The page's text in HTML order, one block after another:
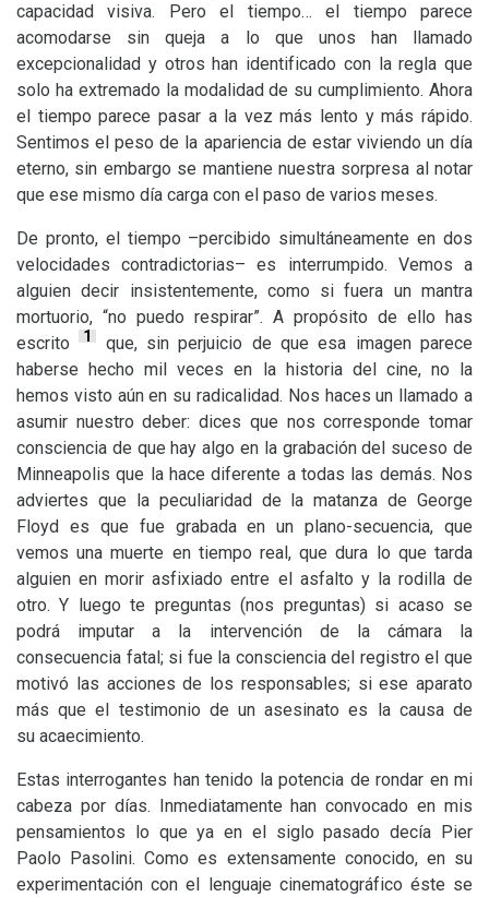
capacidad visiva. Pero el tiempo… el tiempo parece
acomodarse sin queja a lo que unos han llamado
excepcionalidad y otros han identificado con la regla que
solo ha extremado la modalidad de su cumplimiento. Ahora
el tiempo parece pasar a la vez más lento y más rápido.
Sentimos el peso de la apariencia de estar viviendo un día
eterno, sin embargo se mantiene nuestra sorpresa al notar
que ese mismo día carga con el paso de varios meses.
De pronto, el tiempo –percibido simultáneamente en dos
velocidades contradictorias– es interrumpido. Vemos a
alguien decir insistentemente, como si fuera un mantra
mortuorio, “no puedo respirar”. A propósito de ello has
escrito 1
que, sin perjuicio de que esa imagen parece
haberse hecho mil veces en la historia del cine, no la
hemos visto aún en su radicalidad. Nos haces un llamado a
asumir nuestro deber: dices que nos corresponde tomar
consciencia de que hay algo en la grabación del suceso de
Minneapolis que la hace diferente a todas las demás. Nos
adviertes que la peculiaridad de la matanza de George
Floyd es que fue grabada en un plano-secuencia, que
vemos una muerte en tiempo real, que dura lo que tarda
alguien en morir asfixiado entre el asfalto y la rodilla de
otro. Y luego te preguntas (nos preguntas) si acaso se
podrá imputar a la intervención de la cámara la
consecuencia fatal; si fue la consciencia del registro el que
motivó las acciones de los responsables; si ese aparato
más que el testimonio de un asesinato es la causa de
su acaecimiento.
Estas interrogantes han tenido la potencia de rondar en mi
cabeza por días. Inmediatamente han convocado en mis
pensamientos lo que ya en el siglo pasado decía Pier
Paolo Pasolini. Como es extensamente conocido, en su
experimentación con el lenguaje cinematográfico éste se